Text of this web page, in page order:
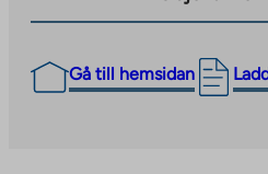
Gå till hemsidan
The